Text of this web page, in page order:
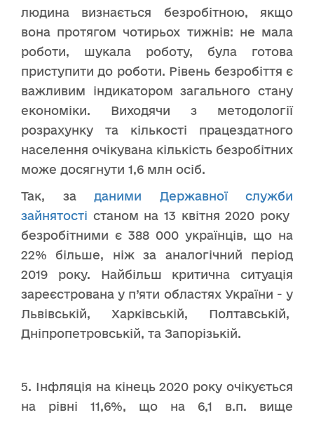
людина визнається безробітною, якщо
вона протягом чотирьох тижнів: не мала
роботи, шукала роботу, була готова
приступити до роботи. Рівень безробіття є
важливим індикатором загального стану
економіки. Виходячи з методології
розрахунку та кількості працездатного
населення очікувана кількість безробітних
може досягнути 1,6 млн осіб.
Так, за даними Державної служби
зайнятості станом на 13 квітня 2020 року
безробітними є 388 000 українців, що на
22% більше, ніж за аналогічний період
2019 року. Найбільш критична ситуація
зареєстрована у п’яти областях України - у
Львівській, Харківській, Полтавській,
Дніпропетровській, та Запорізькій.
5. Інфляція на кінець 2020 року очікується
на рівні 11,6%, що на 6,1 в.п. вище